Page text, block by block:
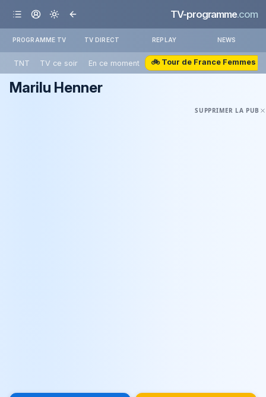
TV-programme.com
PROGRAMME TV TV DIRECT REPLAY NEWS
TNT TV ce soir En ce moment 🚲 Tour de France Femmes
Marilu Henner
SUPPRIMER LA PUB